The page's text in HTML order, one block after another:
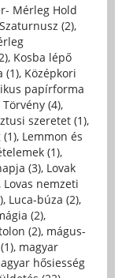
Mérleg Hold
(2),
, Kosba lépő
(1), Középkori
papírforma
(4),
szeretet (1),
, Lemmon és
(1),
(3), Lovak
Lovas nemzeti
, Luca-búza (2),
(2),
(2), mágus-
, magyar
hősiesség